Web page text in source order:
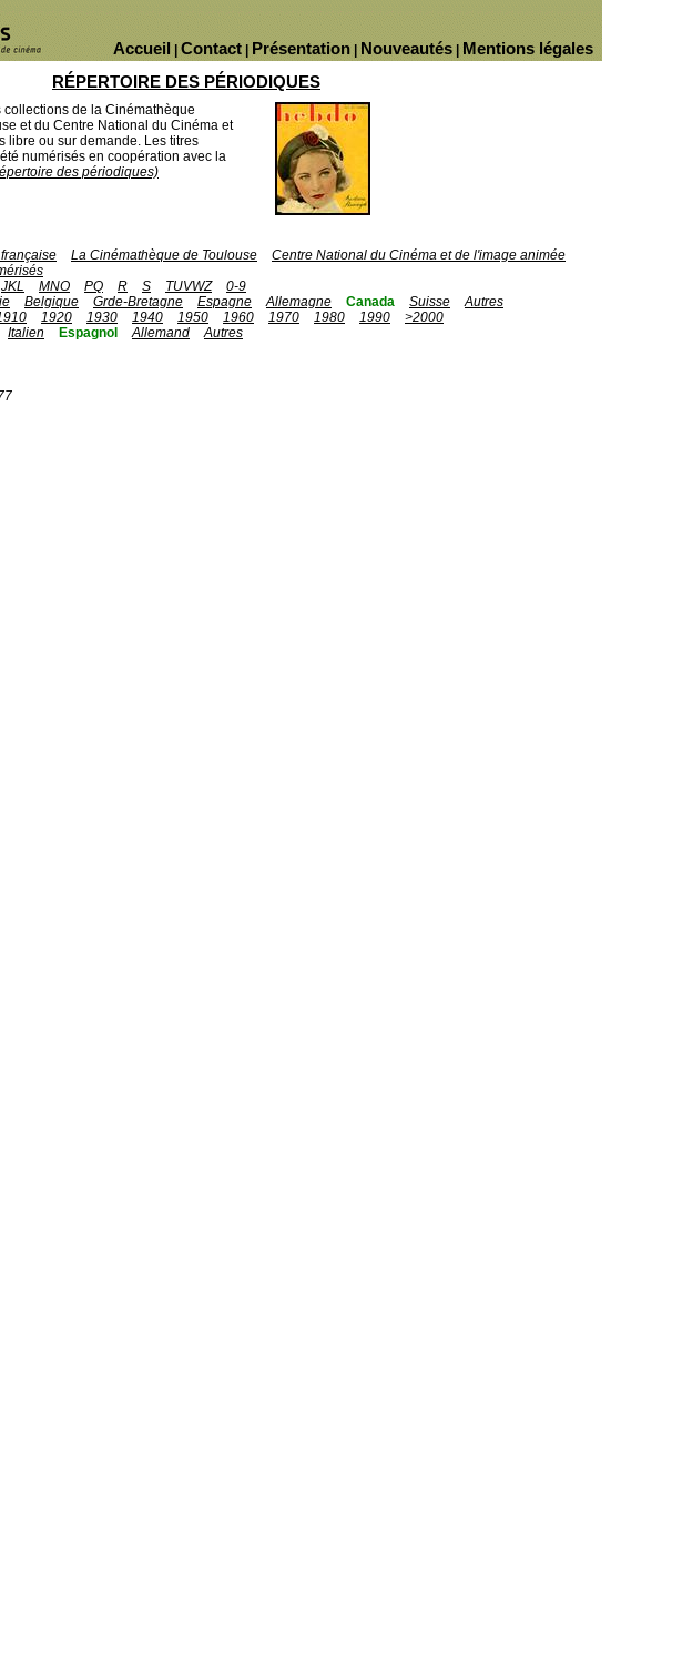
Mentions légales
Nouveautés
Présentation
Contact
Accueil
RÉPERTOIRE DES PÉRIODIQUES
de la Cinémathèque
et du Centre National du Cinéma et
libre ou sur demande. Les titres
numérisés en coopération avec la
des périodiques)
La Cinémathèque de Toulouse
Centre National du Cinéma et de l'image animée
JKL MNO PQ R S TUVWZ
0-9
Belgique Grde-Bretagne Espagne Allemagne Canada Suisse
Autres
1920 1930 1940 1950 1960 1970 1980 1990
>2000
Italien Espagnol Allemand
Autres